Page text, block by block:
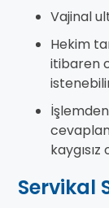
Vajinal
Hekim
itibaren
Servikal